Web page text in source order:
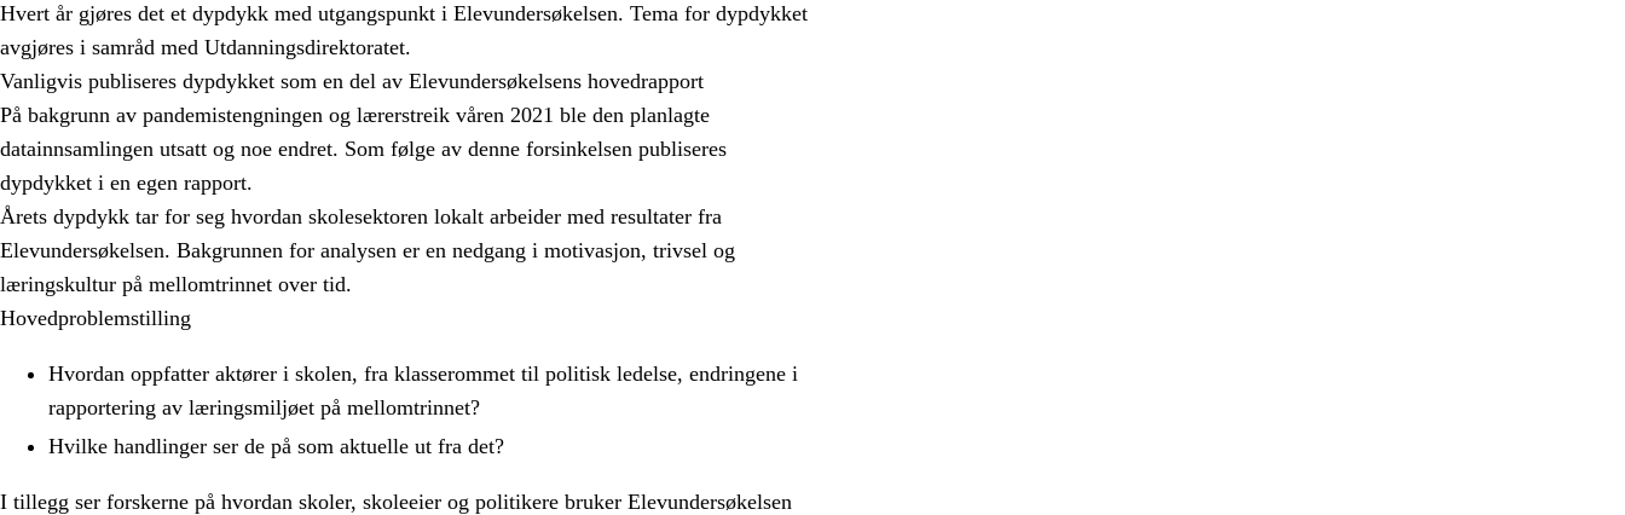
Hvert år gjøres det et dypdykk med utgangspunkt i Elevundersøkelsen. Tema for dypdykket
avgjøres i samråd med Utdanningsdirektoratet.
Vanligvis publiseres dypdykket som en del av Elevundersøkelsens hovedrapport
På bakgrunn av pandemistengningen og lærerstreik våren 2021 ble den planlagte
datainnsamlingen utsatt og noe endret. Som følge av denne forsinkelsen publiseres
dypdykket i en egen rapport.
Årets dypdykk tar for seg hvordan skolesektoren lokalt arbeider med resultater fra
Elevundersøkelsen. Bakgrunnen for analysen er en nedgang i motivasjon, trivsel og
læringskultur på mellomtrinnet over tid.
Hovedproblemstilling
Hvordan oppfatter aktører i skolen, fra klasserommet til politisk ledelse, endringene i
rapportering av læringsmiljøet på mellomtrinnet?
Hvilke handlinger ser de på som aktuelle ut fra det?
I tillegg ser forskerne på hvordan skoler, skoleeier og politikere bruker Elevundersøkelsen